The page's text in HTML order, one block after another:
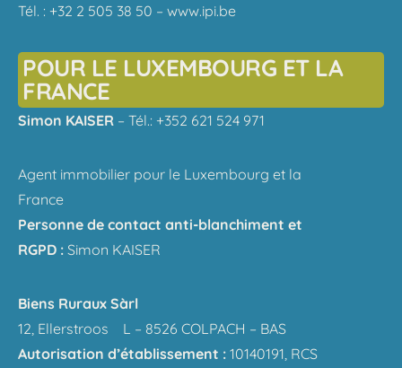
Tél. : +32 2 505 38 50 – www.ipi.be
POUR LE LUXEMBOURG ET LA
FRANCE
Simon KAISER – Tél.: +352 621 524 971
Agent immobilier pour le Luxembourg et la
France
Personne de contact anti-blanchiment et
RGPD : Simon KAISER
Biens Ruraux Sàrl
12, Ellerstroos L – 8526 COLPACH – BAS
Autorisation d’établissement : 10140191, RCS